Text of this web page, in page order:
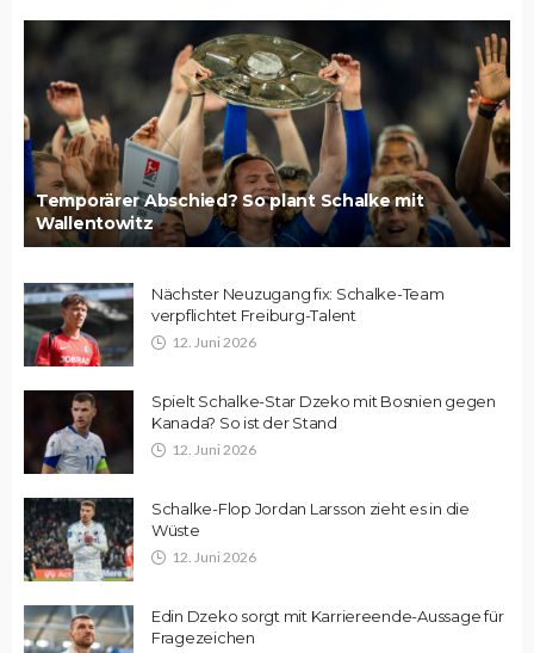
Temporärer Abschied? So plant Schalke mit
Wallentowitz
Nächster Neuzugang fix: Schalke-Team
verpflichtet Freiburg-Talent
12. Juni 2026
Spielt Schalke-Star Dzeko mit Bosnien gegen
Kanada? So ist der Stand
12. Juni 2026
Schalke-Flop Jordan Larsson zieht es in die
Wüste
12. Juni 2026
Edin Dzeko sorgt mit Karriereende-Aussage für
Fragezeichen